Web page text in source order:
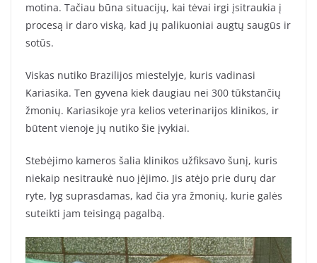
motina. Tačiau būna situacijų, kai tėvai irgi įsitraukia į
procesą ir daro viską, kad jų palikuoniai augtų saugūs ir
sotūs.
Viskas nutiko Brazilijos miestelyje, kuris vadinasi
Kariasika. Ten gyvena kiek daugiau nei 300 tūkstančių
žmonių. Kariasikoje yra kelios veterinarijos klinikos, ir
būtent vienoje jų nutiko šie įvykiai.
Stebėjimo kameros šalia klinikos užfiksavo šunį, kuris
niekaip nesitraukė nuo įėjimo. Jis atėjo prie durų dar
ryte, lyg suprasdamas, kad čia yra žmonių, kurie galės
suteikti jam teisingą pagalbą.